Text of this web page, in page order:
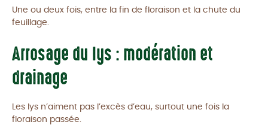
Une ou deux fois, entre la fin de floraison et la chute du
feuillage.
Arrosage du lys : modération et
drainage
Les lys n’aiment pas l’excès d’eau, surtout une fois la
floraison passée.